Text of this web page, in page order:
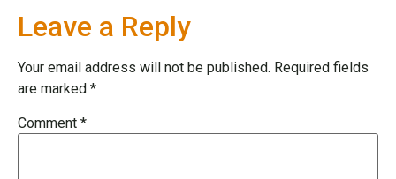
Leave a Reply
Your email address will not be published. Required fields
are marked *
Comment *